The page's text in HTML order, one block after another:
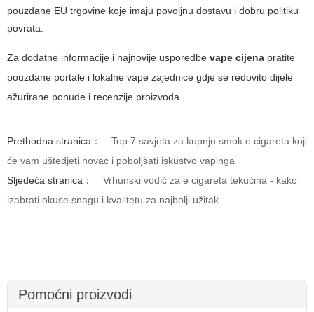
pouzdane EU trgovine koje imaju povoljnu dostavu i dobru politiku
povrata.
Za dodatne informacije i najnovije usporedbe vape cijena pratite
pouzdane portale i lokalne vape zajednice gdje se redovito dijele
ažurirane ponude i recenzije proizvoda.
Prethodna stranica：
Top 7 savjeta za kupnju smok e cigareta koji
će vam uštedjeti novac i poboljšati iskustvo vapinga
Sljedeća stranica：
Vrhunski vodič za e cigareta tekućina - kako
izabrati okuse snagu i kvalitetu za najbolji užitak
Pomoćni proizvodi